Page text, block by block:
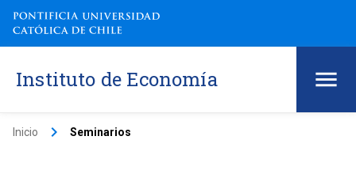
Instituto de Economía
Inicio keyboard_arrow_right Seminarios